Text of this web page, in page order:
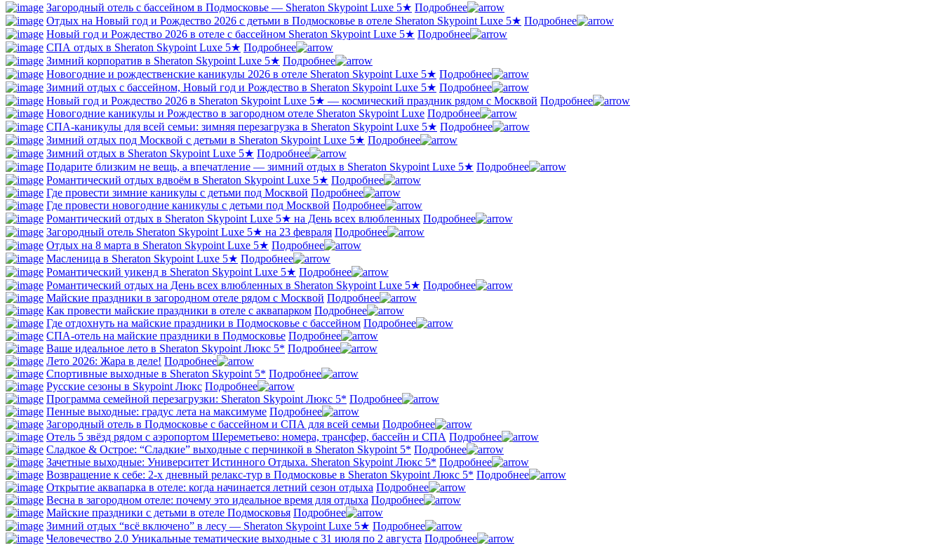
Загородный отель с бассейном в Подмосковье — Sheraton Skypoint Luxe 5★ Подробнее
Отдых на Новый год и Рождество 2026 с детьми в Подмосковье в отеле Sheraton Skypoint Luxe 5★ Подробнее
Новый год и Рождество 2026 в отеле с бассейном Sheraton Skypoint Luxe 5★ Подробнее
СПА отдых в Sheraton Skypoint Luxe 5★ Подробнее
Зимний корпоратив в Sheraton Skypoint Luxe 5★ Подробнее
Новогодние и рождественские каникулы 2026 в отеле Sheraton Skypoint Luxe 5★ Подробнее
Зимний отдых с бассейном, Новый год и Рождество в Sheraton Skypoint Luxe 5★ Подробнее
Новый год и Рождество 2026 в Sheraton Skypoint Luxe 5★ — космический праздник рядом с Москвой Подробнее
Новогодние каникулы и Рождество в загородном отеле Sheraton Skypoint Luxe Подробнее
СПА-каникулы для всей семьи: зимняя перезагрузка в Sheraton Skypoint Luxe 5★ Подробнее
Зимний отдых под Москвой с детьми в Sheraton Skypoint Luxe 5★ Подробнее
Зимний отдых в Sheraton Skypoint Luxe 5★ Подробнее
Подарите близким не вещь, а впечатление — зимний отдых в Sheraton Skypoint Luxe 5★ Подробнее
Романтический отдых вдвоём в Sheraton Skypoint Luxe 5★ Подробнее
Где провести зимние каникулы с детьми под Москвой Подробнее
Где провести новогодние каникулы с детьми под Москвой Подробнее
Романтический отдых в Sheraton Skypoint Luxe 5★ на День всех влюбленных Подробнее
Загородный отель Sheraton Skypoint Luxe 5★ на 23 февраля Подробнее
Отдых на 8 марта в Sheraton Skypoint Luxe 5★ Подробнее
Масленица в Sheraton Skypoint Luxe 5★ Подробнее
Романтический уикенд в Sheraton Skypoint Luxe 5★ Подробнее
Романтический отдых на День всех влюбленных в Sheraton Skypoint Luxe 5★ Подробнее
Майские праздники в загородном отеле рядом с Москвой Подробнее
Как провести майские праздники в отеле с аквапарком Подробнее
Где отдохнуть на майские праздники в Подмосковье с бассейном Подробнее
СПА-отель на майские праздники в Подмосковье Подробнее
Ваше идеальное лето в Sheraton Skypoint Люкс 5* Подробнее
Лето 2026: Жара в деле! Подробнее
Спортивные выходные в Sheraton Skypoint 5* Подробнее
Русские сезоны в Skypoint Люкс Подробнее
Программа семейной перезагрузки: Sheraton Skypoint Люкс 5* Подробнее
Пенные выходные: градус лета на максимуме Подробнее
Загородный отель в Подмосковье с бассейном и СПА для всей семьи Подробнее
Отель 5 звёзд рядом с аэропортом Шереметьево: номера, трансфер, бассейн и СПА Подробнее
Сладкое & Острое: “Сладкие” выходные с перчинкой в Sheraton Skypoint 5* Подробнее
Зачетные выходные: Университет Истинного Отдыха. Sheraton Skypoint Люкс 5* Подробнее
Возвращение к себе: 2-х дневный релакс-тур в Подмосковье в Sheraton Skypoint Люкс 5* Подробнее
Открытие аквапарка в отеле: когда начинается летний сезон отдыха Подробнее
Весна в загородном отеле: почему это идеальное время для отдыха Подробнее
Майские праздники с детьми в отеле Подмосковья Подробнее
Зимний отдых “всё включено” в лесу — Sheraton Skypoint Luxe 5★ Подробнее
Человечество 2.0 Уникальные тематические выходные с 31 июля по 2 августа Подробнее